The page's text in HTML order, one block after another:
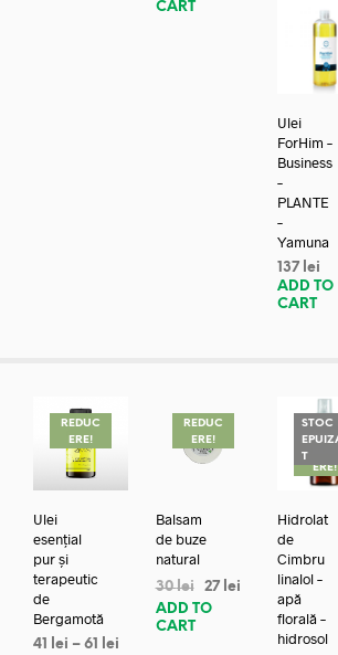
CART
Ulei
ForHim –
Business
–
PLANTE
–
Yamuna
137 lei
ADD TO
CART
REDUC
ERE!
Ulei
esențial
pur și
terapeutic
de
Bergamotă
41 lei – 61
lei
REDUC
ERE!
Balsam
de buze
natural
30lei 27 lei
ADD TO
CART
STOC
TREDUC
ERE!
Hidrolat
de
Cimbru
linalol –
apă
florală –
hidrosol